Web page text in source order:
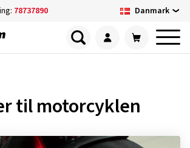
78737890 Danmark
til motorcyklen